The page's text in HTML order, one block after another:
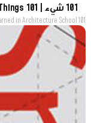
101 شيء | 101 Things
101 Things I Learned in Architecture School